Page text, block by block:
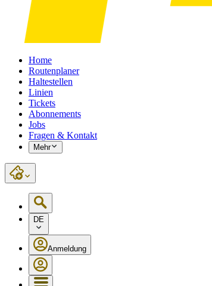
Home
Routenplaner
Haltestellen
Linien
Tickets
Abonnements
Jobs
Fragen & Kontakt
Mehr
DE
Anmeldung